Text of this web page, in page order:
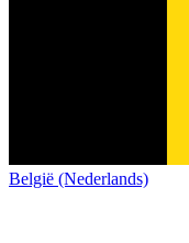
België (Nederlands)